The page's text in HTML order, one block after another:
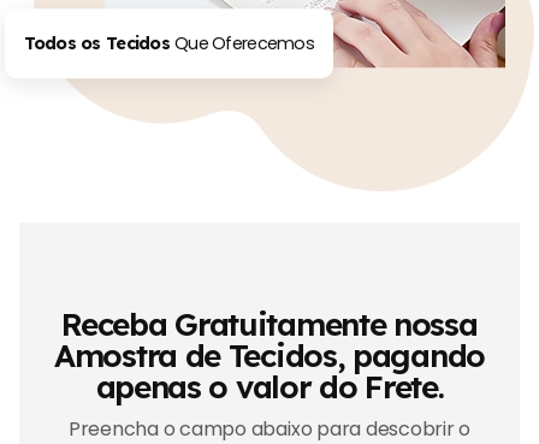
Todos os Tecidos Que Oferecemos
Receba Gratuitamente nossa
Amostra de Tecidos, pagando
apenas o valor do Frete.
Preencha o campo abaixo para descobrir o